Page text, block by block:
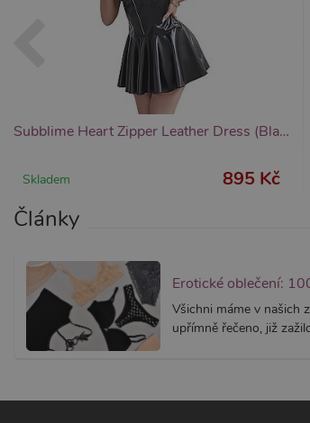
Subblime Heart Zipper Leather Dress (Black), kožené minišaty
Skladem 895 Kč
Články
Erotické oblečení:
Všichni máme v našich
upřímně řečeno, již